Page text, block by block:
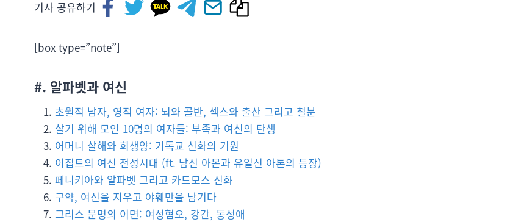
기사 공유하기
[box type=”note”]
#. 알파벳과 여신
초월적 남자, 영적 여자: 뇌와 골반, 섹스와 출산 그리고 철분
살기 위해 모인 10명의 여자들: 부족과 여신의 탄생
어머니 살해와 희생양: 기독교 신화의 기원
이집트의 여신 전성시대 (ft. 남신 아몬과 유일신 아톤의 등장)
페니키아와 알파벳 그리고 카드모스 신화
구약, 여신을 지우고 야훼만을 남기다
그리스 문명의 이면: 여성혐오, 강간, 동성애